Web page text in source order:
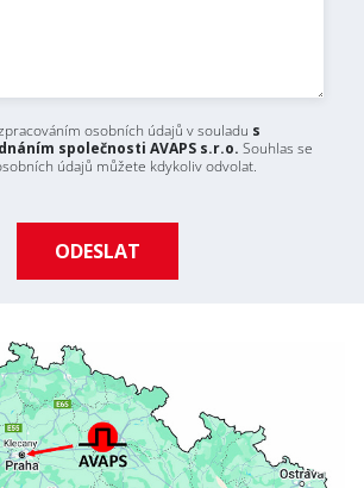
OCHRANA
osobních údajů v souladu s
společnosti AVAPS s.r.o. Souhlas se
údajů můžete kdykoliv odvolat.
k odběru novinek / Subscribe to news
osobních údajů / Privacy Policy